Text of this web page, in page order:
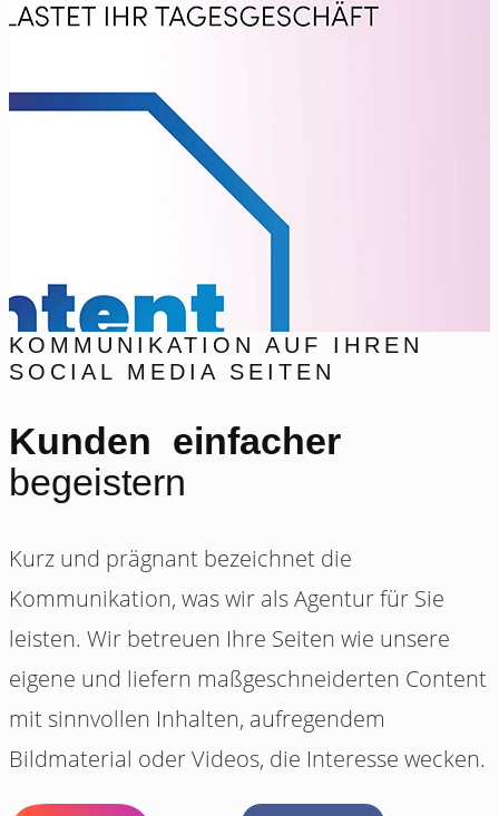
KOMMUNIKATION AUF IHREN
SOCIAL MEDIA SEITEN
Kunden
begeistern
ei​nfacher
Kurz und prägnant bezeichnet die
Kommunikation, was wir als Agentur für Sie
leisten. Wir betreuen Ihre Seiten wie unsere
eigene und liefern maßgeschneiderten Content
mit sinnvollen Inhalten, aufregendem
Bildmaterial oder Videos, die Interesse wecken.